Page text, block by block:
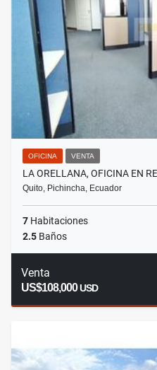
OFICINA VENTA
LA ORELLANA, OFICINA EN
Quito, Pichincha, Ecuador
7 Habitaciones
2.5 Baños
Venta
US$108,000USD